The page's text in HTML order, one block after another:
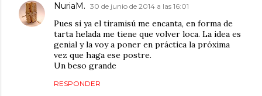
NuriaM. 30 de junio de 2014 a las 16:01
Pues si ya el tiramisú me encanta, en forma de
tarta helada me tiene que volver loca. La idea es
genial y la voy a poner en práctica la próxima
vez que haga ese postre.
Un beso grande
RESPONDER